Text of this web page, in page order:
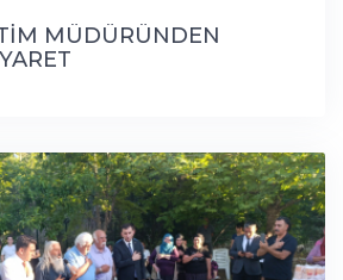
MÜDÜRÜNDEN